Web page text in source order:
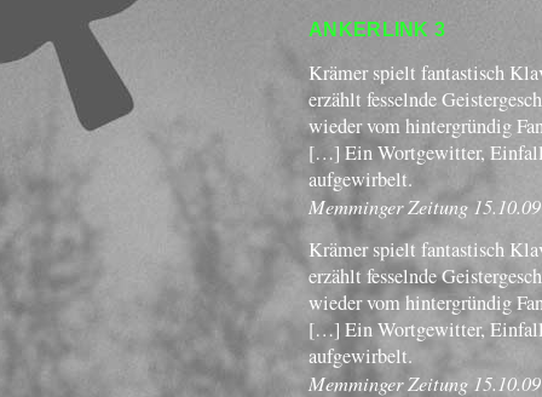
ANKERLINK 3
Krämer spielt fantastisch
erzählt fesselnde
wieder vom hintergründig
[…] Ein Wortgewitter,
aufgewirbelt.
Memminger Zeitung 15.10.09
Krämer spielt fantastisch
erzählt fesselnde
wieder vom hintergründig
[…] Ein Wortgewitter,
aufgewirbelt.
Memminger Zeitung 15.10.09